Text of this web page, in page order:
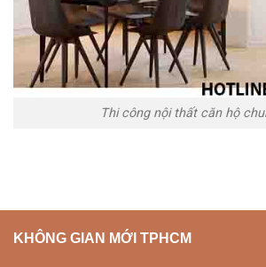
Thi công nội thất căn hộ
KHÔNG GIAN MỚI TPHCM